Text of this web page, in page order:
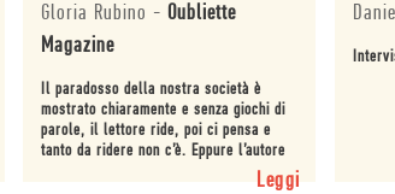
Gloria Rubino -Oubliette
Magazine
Il paradosso della nostra società è
mostrato chiaramente e senza giochi di
parole, il lettore ride, poi ci pensa e
tanto da ridere non c’è. Eppure l’autore
spinge sulla tragedia producendo nelLeggi